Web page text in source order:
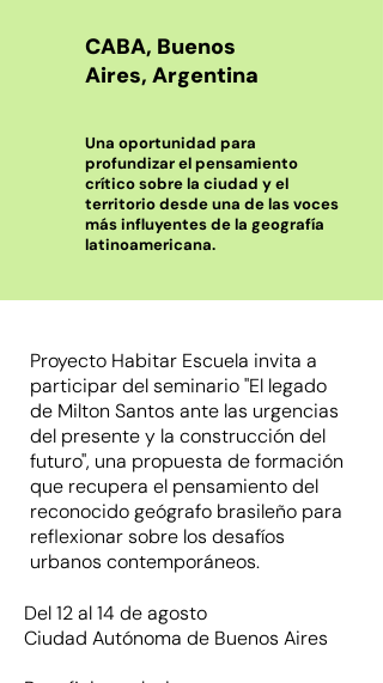
CABA, Buenos
Aires, Argentina
Una oportunidad para
profundizar el pensamiento
crítico sobre la ciudad y el
territorio desde una de las voces
más influyentes de la geografía
latinoamericana.
Proyecto Habitar Escuela invita a
participar del seminario "El legado
de Milton Santos ante las urgencias
del presente y la construcción del
futuro", una propuesta de formación
que recupera el pensamiento del
reconocido geógrafo brasileño para
reflexionar sobre los desafíos
urbanos contemporáneos.
Del 12 al 14 de agosto
Ciudad Autónoma de Buenos Aires